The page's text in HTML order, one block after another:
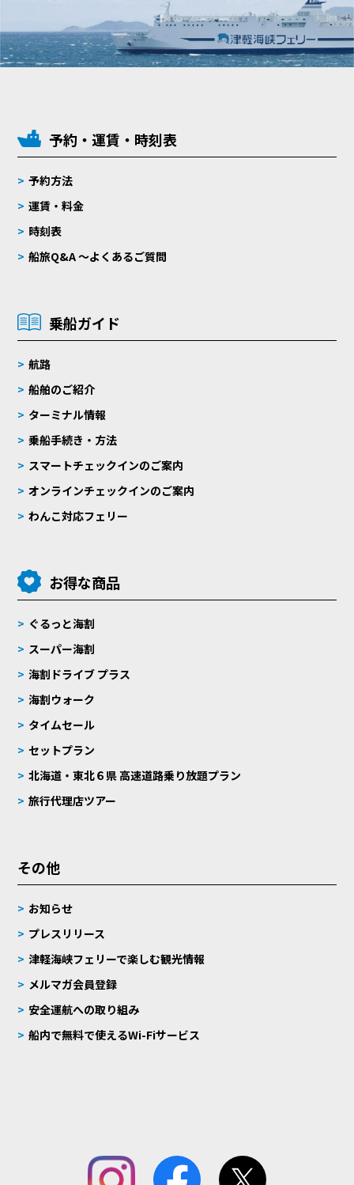
予約・運賃・時刻表
予約方法
運賃・料金
時刻表
船旅Q&A 〜よくあるご質問
乗船ガイド
航路
船舶のご紹介
ターミナル情報
乗船手続き・方法
スマートチェックインのご案内
オンラインチェックインのご案内
わんこ対応フェリー
お得な商品
ぐるっと海割
スーパー海割
海割ドライブ プラス
海割ウォーク
タイムセール
セットプラン
北海道・東北６県 高速道路乗り放題プラン
旅行代理店ツアー
その他
お知らせ
プレスリリース
津軽海峡フェリーで楽しむ観光情報
メルマガ会員登録
安全運航への取り組み
船内で無料で使えるWi-Fiサービス